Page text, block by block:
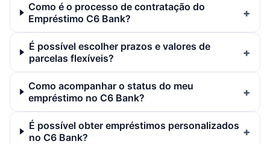
Como é o processo de contratação do
Empréstimo C6 Bank?
É possível escolher prazos e valores de
parcelas flexíveis?
Como acompanhar o status do meu
empréstimo no C6 Bank?
É possível obter empréstimos personalizados
no C6 Bank?